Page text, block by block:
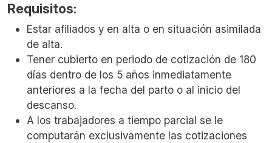
Requisitos:
Estar afiliados y en alta o en situación asimilada
de alta.
Tener cubierto en periodo de cotización de 180
días dentro de los 5 años inmediatamente
anteriores a la fecha del parto o al inicio del
descanso.
A los trabajadores a tiempo parcial se le
computarán exclusivamente las cotizaciones